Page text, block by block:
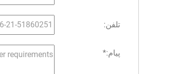
تلفن:
پیام:*